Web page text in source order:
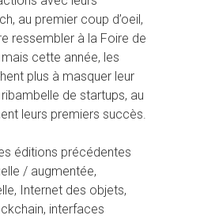
or ESC to close
au premier coup d’oeil,
ressembler à la Foire de
cette année, les
plus à masquer leur
de startups, au
leurs premiers succès.
éditions précédentes
/ augmentée,
Internet des objets,
interfaces